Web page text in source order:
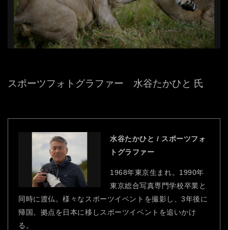
スポーツフォトグラファー 水谷たかひと 氏
水谷たかひと / スポーツフォ
トグラファー
1968年東京生まれ。1990年
東京総合写真専門学校卒業と
同時に渡仏。様々なスポーツイベントを撮影し、3年後に
帰国。拠点を日本に移しスポーツイベントを追いかけ
る。